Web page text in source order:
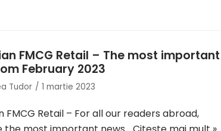
FMCG Retail – The most important
February 2023
Tudor 1 martie 2023
FMCG Retail – For all our readers abroad,